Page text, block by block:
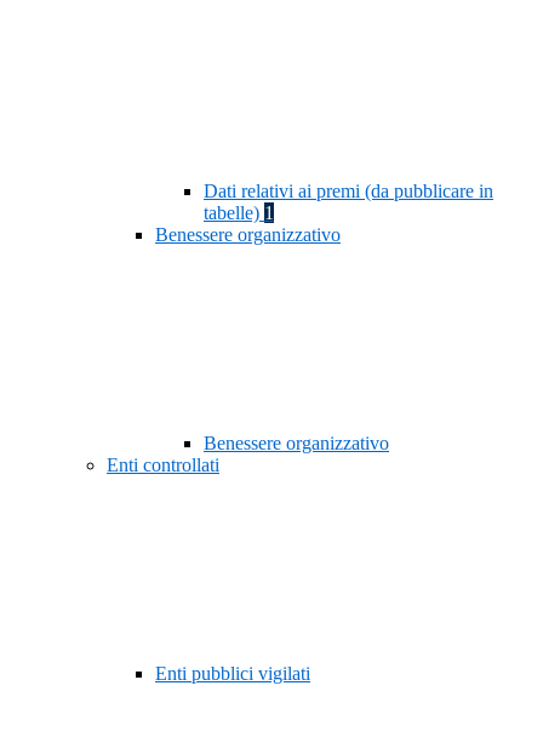
Dati relativi ai premi (da pubblicare in
tabelle) 1
Benessere organizzativo
Benessere organizzativo
Enti controllati
Enti pubblici vigilati